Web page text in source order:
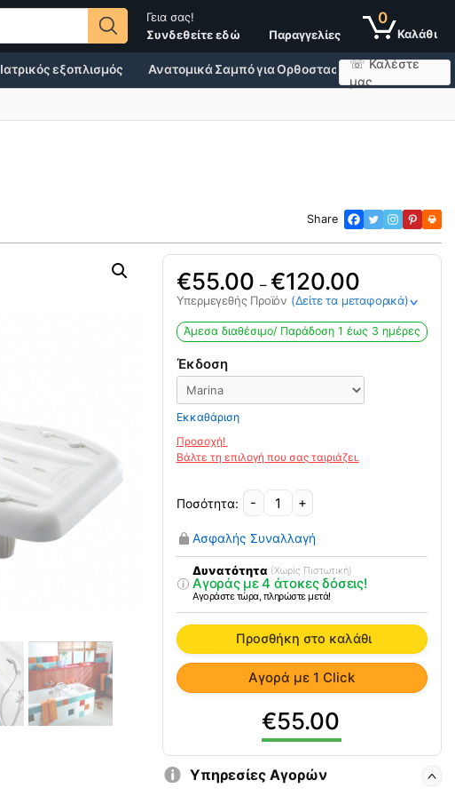
Γεια σας!
Συνδεθείτε εδώ
Παραγγελίες
0
☏ Καλέστε
μας
Ιατρικός εξοπλισμός Ανατομικά Σαμπό για Ορθοστασία Άθληση,
Share
55.00 – 120.00
Υπερμεγεθής Προϊόν (Δείτε τα μεταφορικά)>
Άμεσα διαθέσιμο/ Παράδoση 1 έως 3 ημέρες
Έκδοση
Εκκαθάριση
55.00
Αγορά με 1 Click
-
Σανίδα
Μπάνιου-
Μπανιέρας
Invacare
H112
Marina
ποσότητα
+
Ασφαλής Συναλλαγή
Δυνατότητα (Χωρίς Πιστωτική)
Αγοράς με 4 άτοκες δόσεις!
Αγοράστε τώρα, πληρώστε μετά!
Προσθήκη στο καλάθι
Υπηρεσίες Αγορών